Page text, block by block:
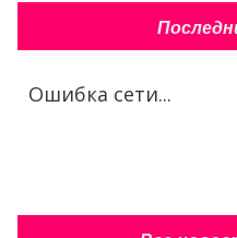
Ошибка сети...